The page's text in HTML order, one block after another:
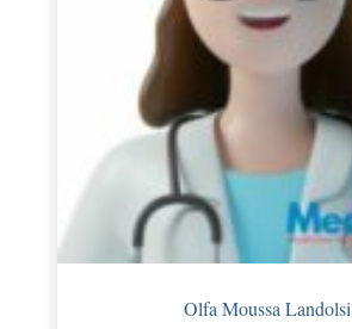
Olfa Moussa Landolsi